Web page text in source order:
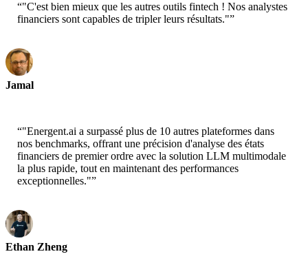
“"C'est bien mieux que les autres outils fintech ! Nos analystes
financiers sont capables de tripler leurs résultats."”
Jamal
“"Energent.ai a surpassé plus de 10 autres plateformes dans
nos benchmarks, offrant une précision d'analyse des états
financiers de premier ordre avec la solution LLM multimodale
la plus rapide, tout en maintenant des performances
exceptionnelles."”
Ethan Zheng